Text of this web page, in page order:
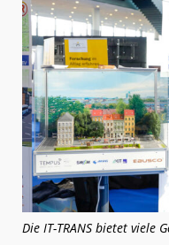
Die IT-TRANS bietet viele